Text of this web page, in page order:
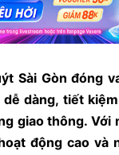
Sài Gòn đóng
dàng, tiết
giao thông. Với
động cao và